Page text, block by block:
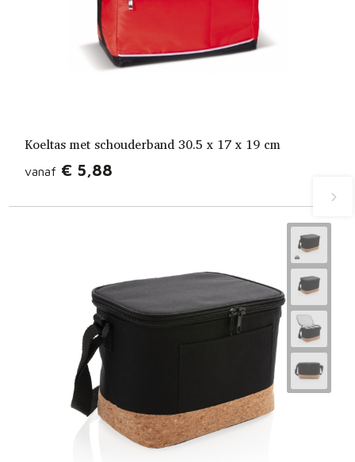
Koeltas met schouderband 30.5 x 17 x 19 cm
vanaf € 5,88